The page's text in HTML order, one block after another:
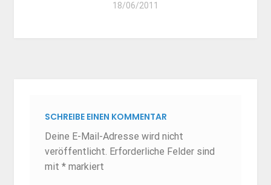
18/06/2011
SCHREIBE EINEN KOMMENTAR
Deine E-Mail-Adresse wird nicht
veröffentlicht. Erforderliche Felder sind
mit* markiert